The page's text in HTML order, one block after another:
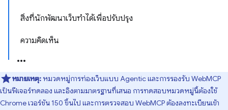
สิ่งที่นักพัฒนาเว็บทำได้เพื่อปรับปรุง
ความคิดเห็น
หมายเหตุ: หมวดหมู่การท่องเว็บแบบ Agentic และการรองรับ WebMCP
เป็นฟีเจอร์ทดลอง และอิงตามมาตรฐานที่เสนอ การทดสอบหมวดหมู่นี้ต้องใช้
Chrome เวอร์ชัน 150 ขึ้นไป และการตรวจสอบ WebMCP ต้องลงทะเบียนเข้า